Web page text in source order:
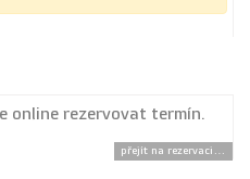
online rezervovat termín.
přejít na rezervaci...